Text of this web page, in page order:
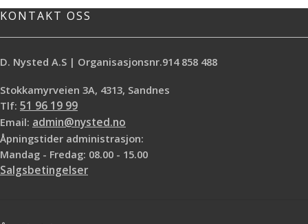
bredde på 24 mm og fås på 50 m
Få presise og skarpe malekanter,
tapet eller nymalte vegger (etter
profesjonell maskeringstape 2071.
KONTAKT OSS
D. Nysted A.S | Organisasjonsnr.914 858 488
Stokkamyrveien 3A, 4313, Sandnes
Tlf: 51 96 19 99
Email: admin@nysted.no
Åpningstider administrasjon:
Mandag - Fredag: 08.00 - 15.00
Salgsbetingelser